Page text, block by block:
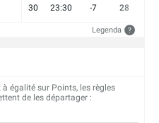
30 23:30 -7 28
Legenda ?
égalité sur Points, les règles
de les départager :